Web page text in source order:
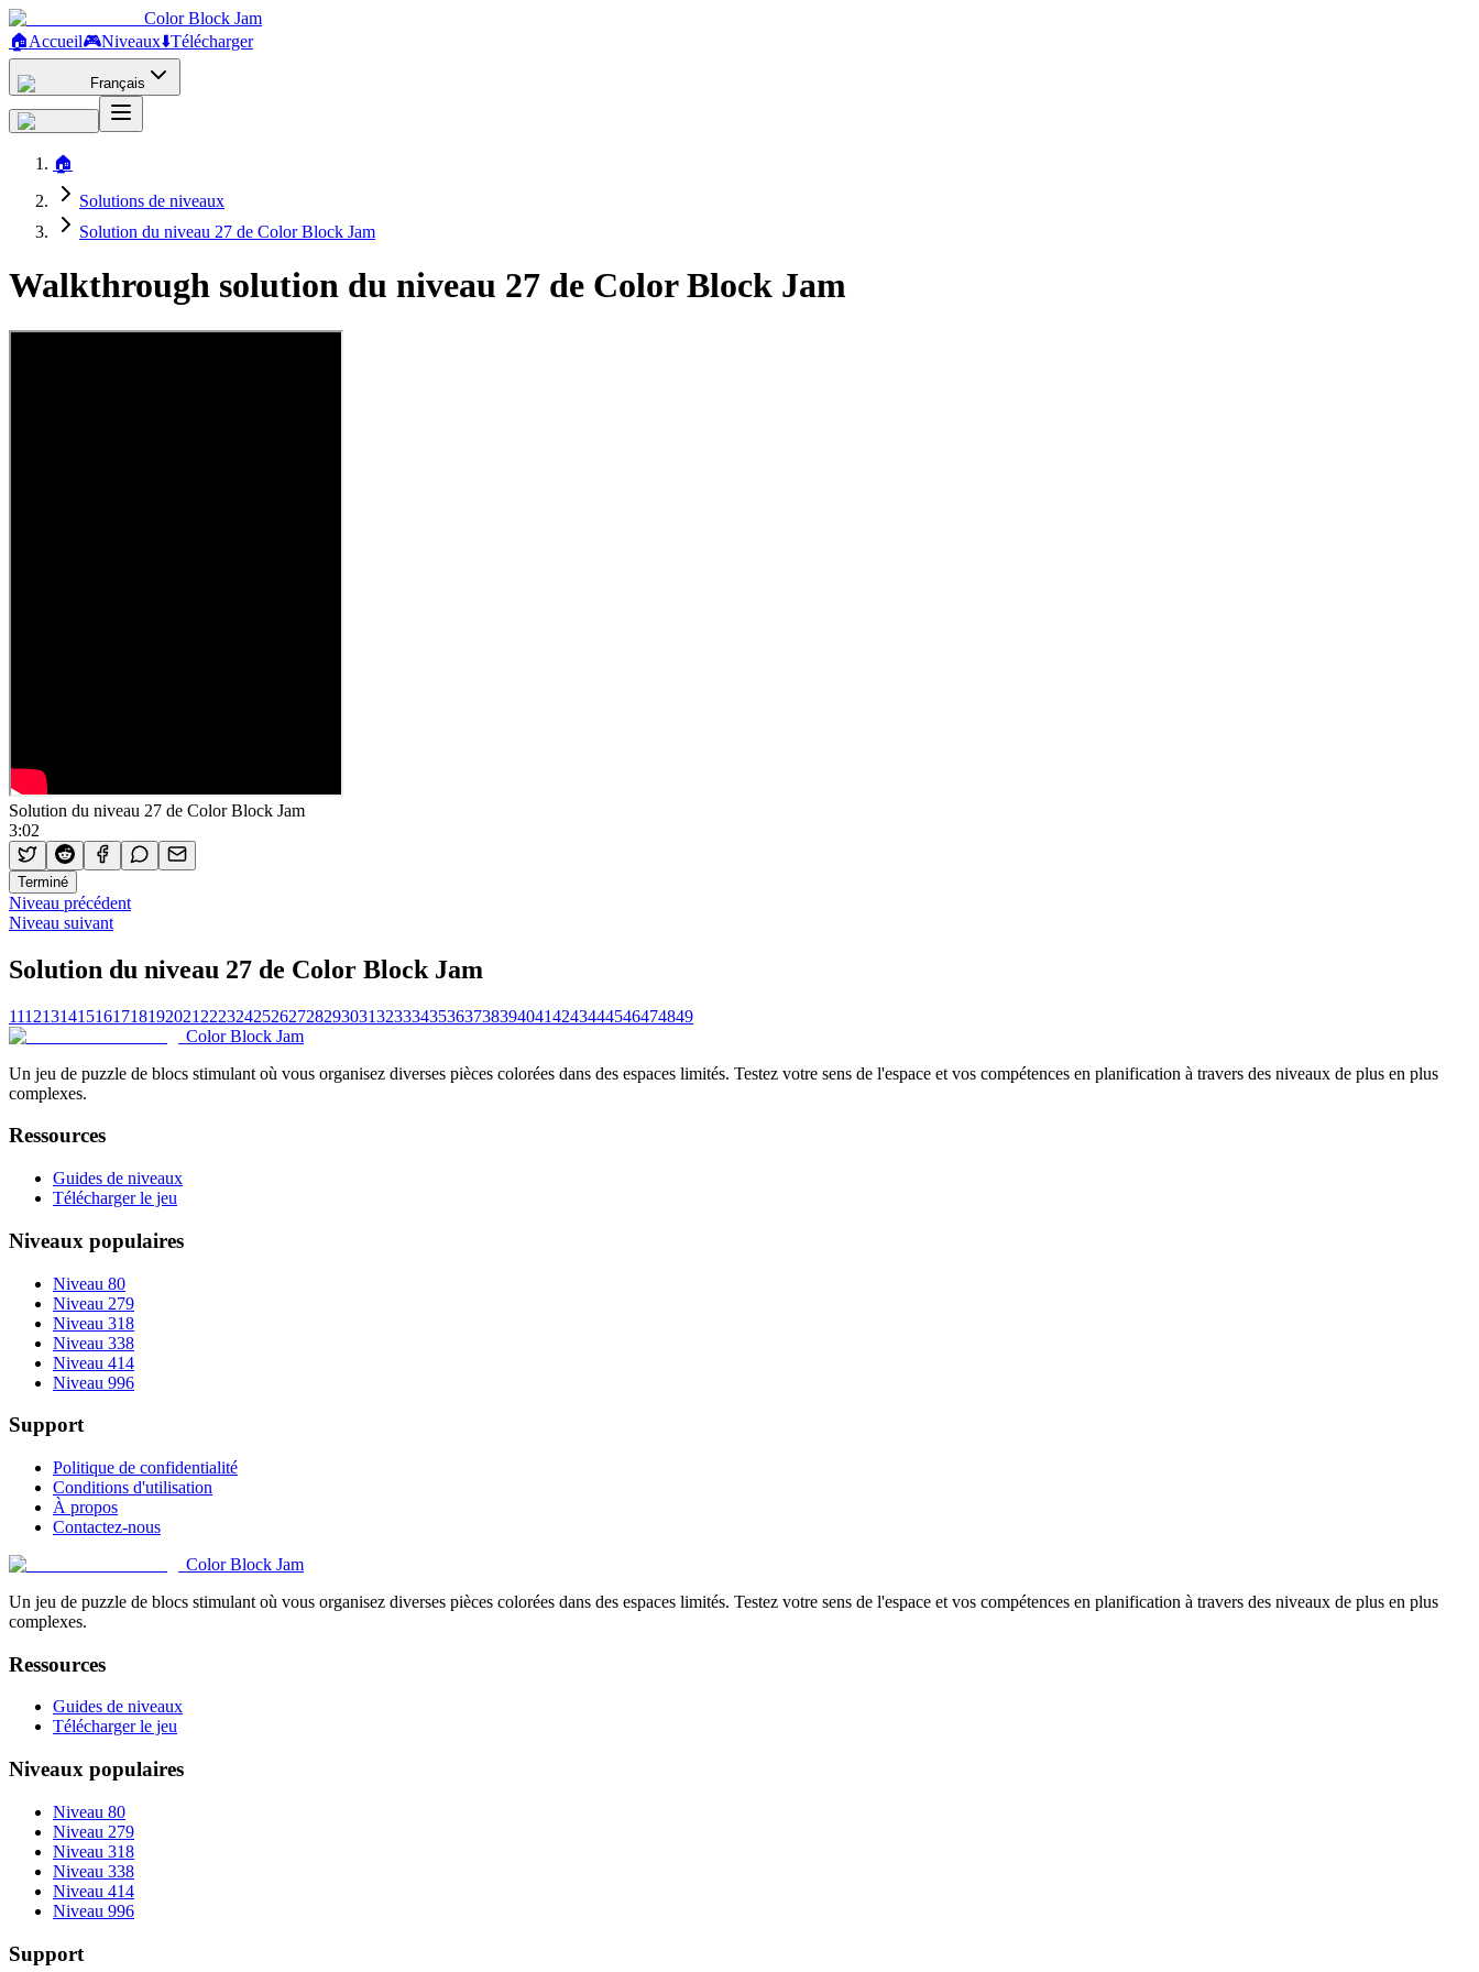
Color Block Jam
🏠Accueil🎮Niveaux⬇️Télécharger
Français
🏠
Solutions de niveaux
Solution du niveau 27 de Color Block Jam
Walkthrough solution du niveau 27 de Color Block Jam
Solution du niveau 27 de Color Block Jam
3:02
Terminé
Niveau précédent
Niveau suivant
Solution du niveau 27 de Color Block Jam
1112131415161718192021 22232425262728293031323334353637383940414243444546474849
Color Block Jam
Un jeu de puzzle de blocs stimulant où vous organisez diverses pièces colorées dans des espaces limités. Testez votre sens de l'espace et vos compétences en planification à travers des niveaux de plus en plus
complexes.
Ressources
Guides de niveaux
Télécharger le jeu
Niveaux populaires
Niveau 80
Niveau 279
Niveau 318
Niveau 338
Niveau 414
Niveau 996
Support
Politique de confidentialité
Conditions d'utilisation
À propos
Contactez-nous
Color Block Jam
Un jeu de puzzle de blocs stimulant où vous organisez diverses pièces colorées dans des espaces limités. Testez votre sens de l'espace et vos compétences en planification à travers des niveaux de plus en plus
complexes.
Ressources
Guides de niveaux
Télécharger le jeu
Niveaux populaires
Niveau 80
Niveau 279
Niveau 318
Niveau 338
Niveau 414
Niveau 996
Support